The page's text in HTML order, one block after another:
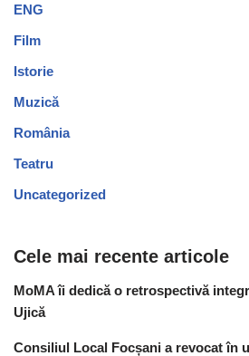
ENG
Film
Istorie
Muzică
România
Teatru
Uncategorized
Cele mai recente articole
MoMA îi dedică o retrospectivă
Ujică
Consiliul Local Focșani a revocat în